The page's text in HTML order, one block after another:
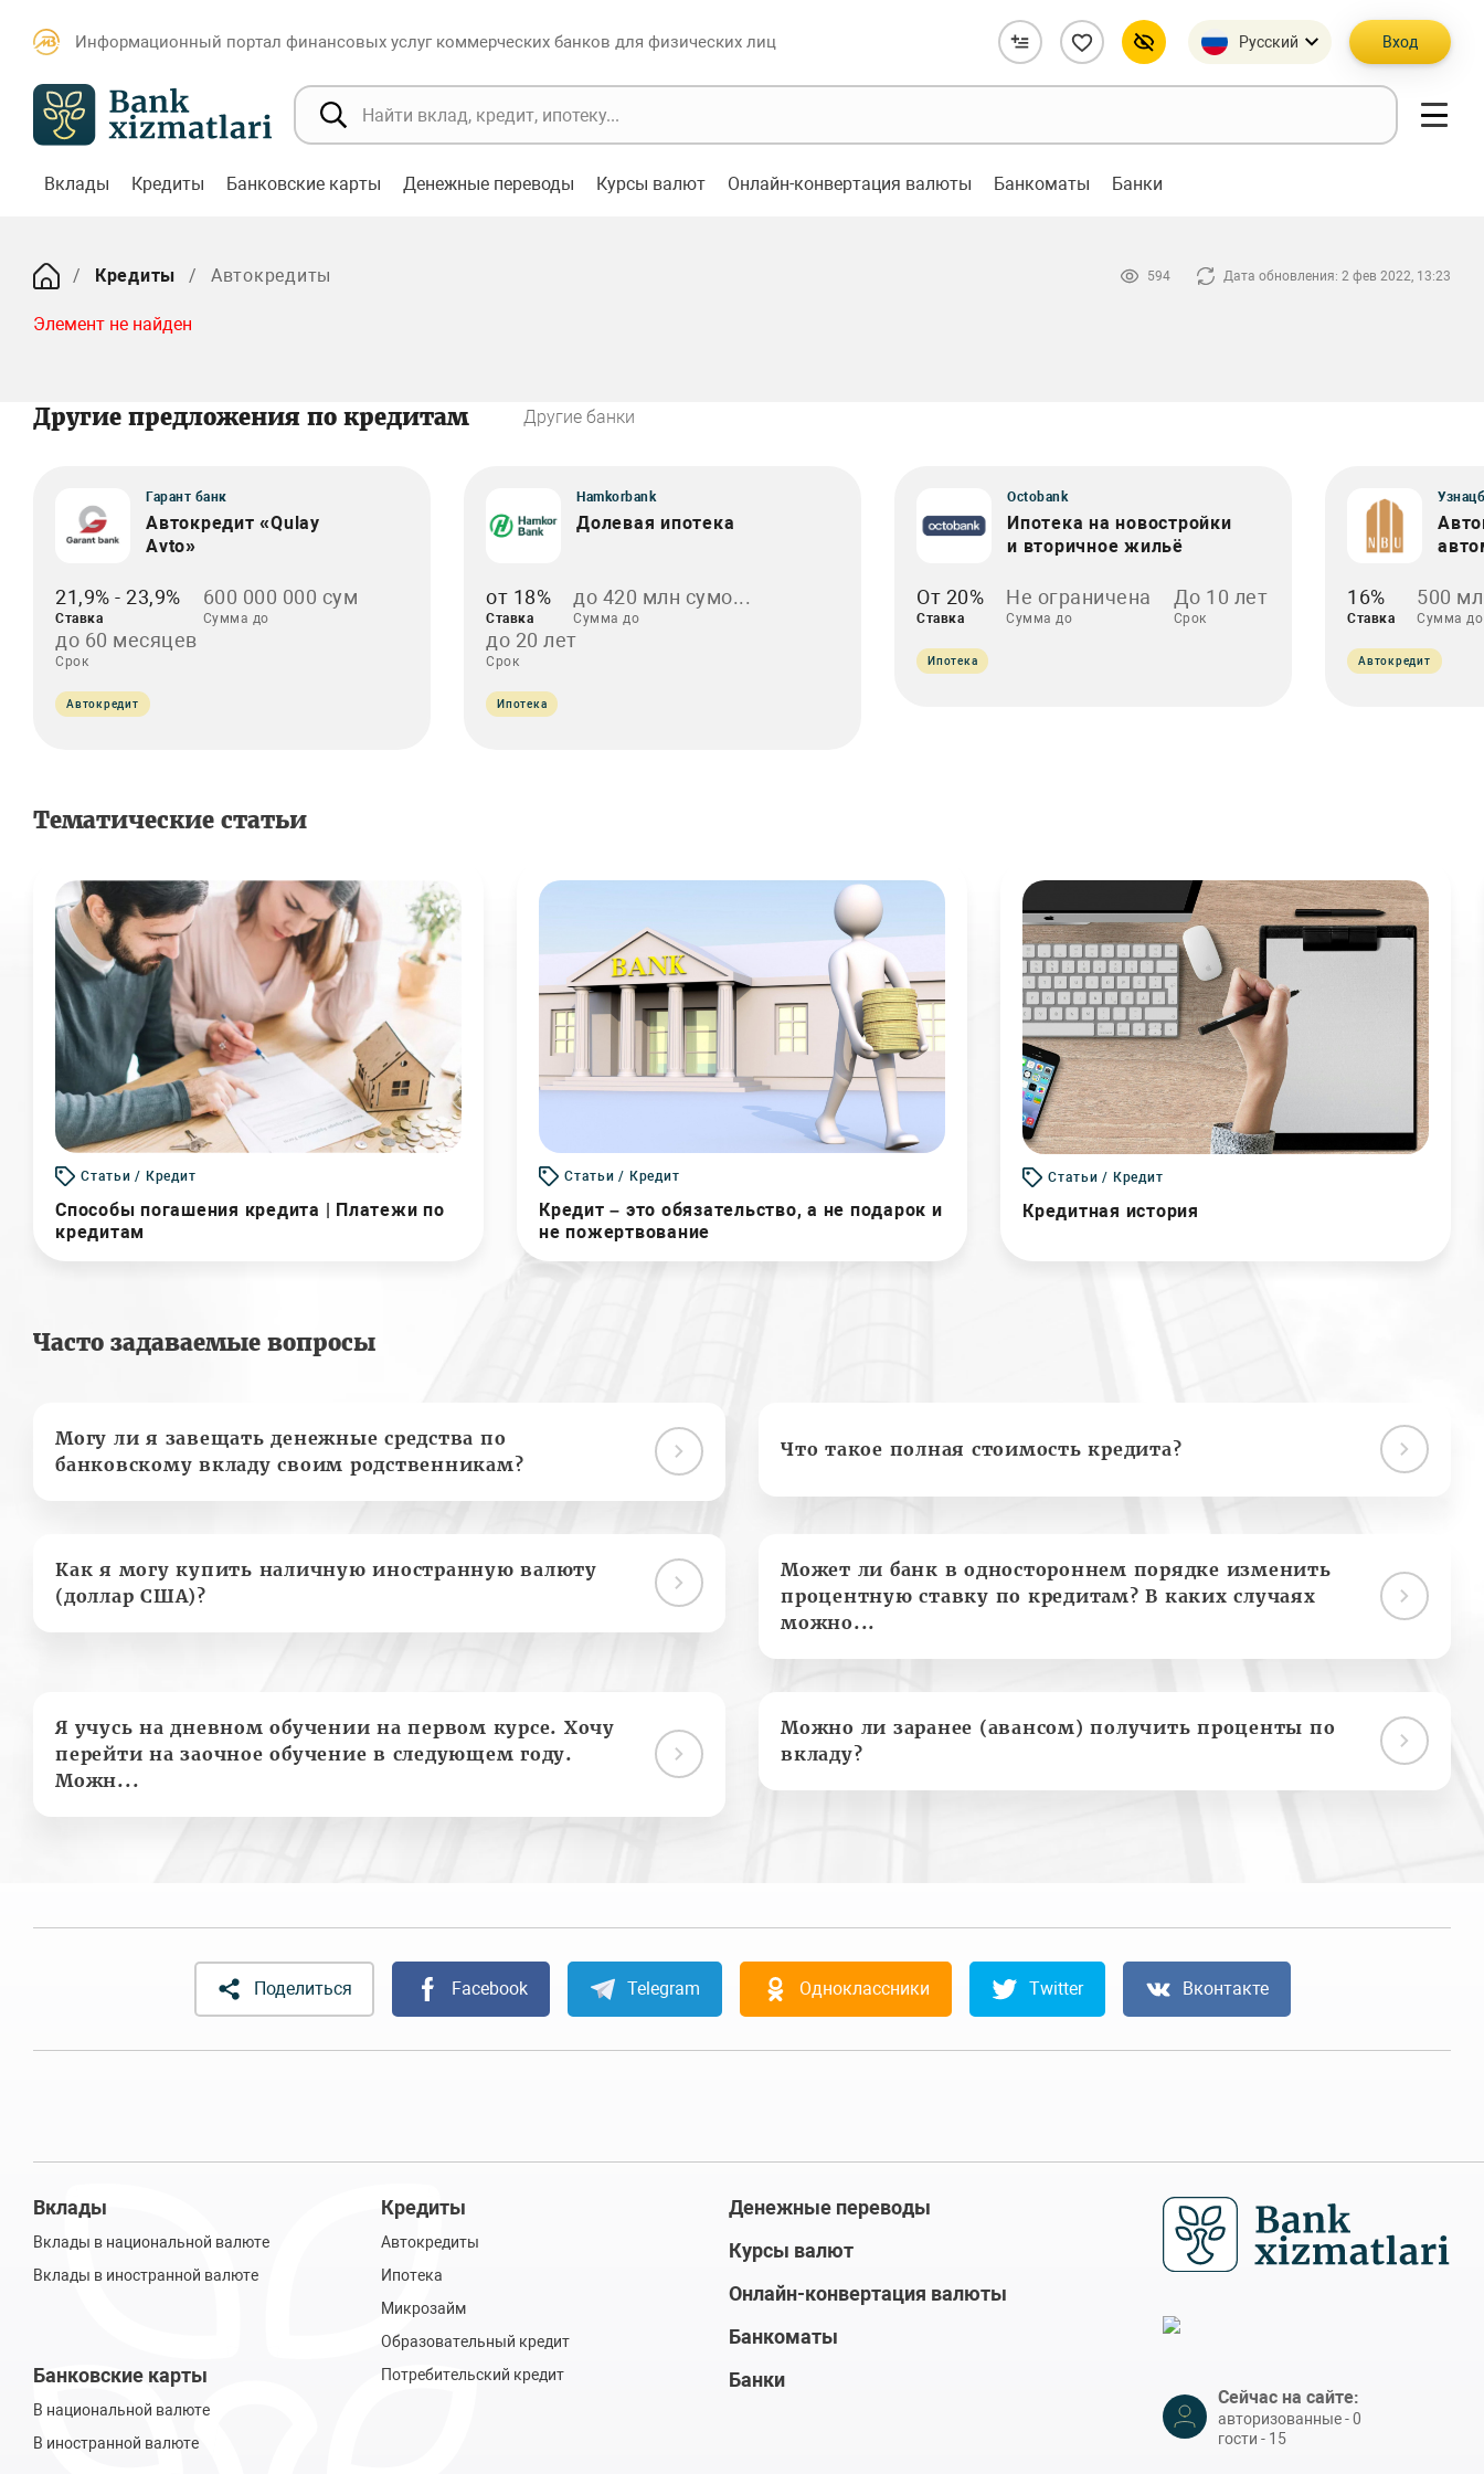
Информационный портал финансовых услуг коммерческих банков для физических лиц Русский Вход
Вклады Кредиты Банковские карты Денежные переводы Курсы валют Онлайн-конвертация валюты Банкоматы Банки
Кредиты Автокредиты 594 Дата обновления: 2 фев 2022, 13:23
Элемент не найден
Другие предложения по кредитам Другие банки
Гарант банк
Автокредит «Qulay
Avto»
21,9% - 23,9%
Ставка
600 000 000 сум
Сумма до
до 60 месяцев
Срок
Автокредит
Hamkorbank
Долевая ипотека
от 18%
Ставка
до 420 млн сумо...
Сумма до
до 20 лет
Срок
Ипотека
Octobank
Ипотека на новостройки
и вторичное жильё
От 20%
Ставка
Не ограничена
Сумма до
До 10 лет
Срок
Ипотека
16%
Ставка
500
Сумма до
Автокредит
Тематические статьи
Статьи / Кредит
Способы погашения кредита | Платежи по
кредитам
Статьи / Кредит
Кредит – это обязательство, а не подарок и
не пожертвование
Статьи / Кредит
Кредитная история
Часто задаваемые вопросы
Могу ли я завещать денежные средства по
банковскому вкладу своим родственникам?
Что такое полная стоимость кредита?
Как я могу купить наличную иностранную валюту
(доллар США)?
Может ли банк в одностороннем порядке изменить
процентную ставку по кредитам? В каких случаях
можно...
Я учусь на дневном обучении на первом курсе. Хочу
перейти на заочное обучение в следующем году.
Можн...
Можно ли заранее (авансом) получить проценты по
вкладу?
Поделиться Facebook Telegram Одноклассники Twitter Вконтакте
Вклады
Вклады в национальной валюте
Вклады в иностранной валюте
Банковские карты
В национальной валюте
В иностранной валюте
Кредиты
Автокредиты
Ипотека
Микрозайм
Образовательный кредит
Потребительский кредит
Денежные переводы
Курсы валют
Онлайн-конвертация валюты
Банкоматы
Банки
Сейчас на сайте:
авторизованные - 0
гости - 15